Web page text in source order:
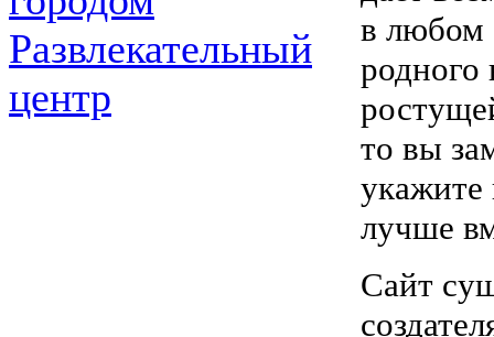
Развлекательный
центр
в любом
родного
то вы
укажите
лучше
Сайт